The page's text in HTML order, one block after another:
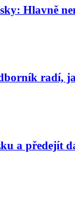
Hlavně
radí,
a předejít